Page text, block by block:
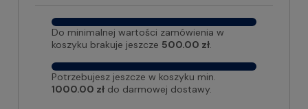
Do minimalnej wartości zamówienia w
koszyku brakuje jeszcze 500.00 zł.
Potrzebujesz jeszcze w koszyku min.
1000.00 zł do darmowej dostawy.